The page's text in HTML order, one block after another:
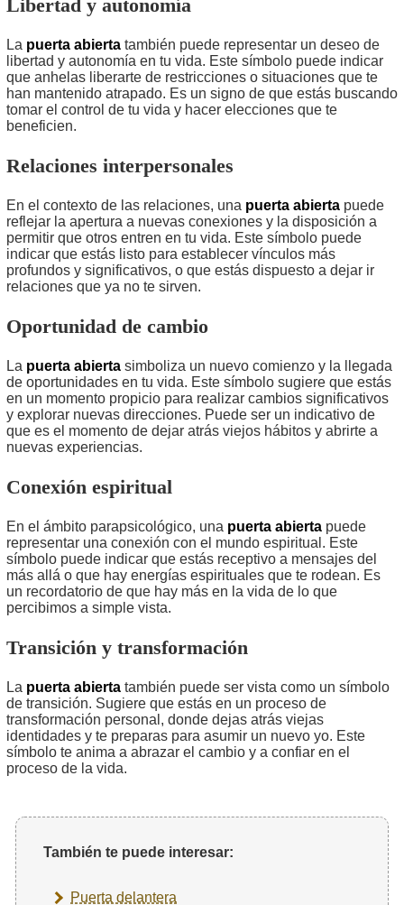
Libertad y autonomía
La puerta abierta también puede representar un deseo de
libertad y autonomía en tu vida. Este símbolo puede indicar
que anhelas liberarte de restricciones o situaciones que te
han mantenido atrapado. Es un signo de que estás buscando
tomar el control de tu vida y hacer elecciones que te
beneficien.
Relaciones interpersonales
En el contexto de las relaciones, una puerta abierta puede
reflejar la apertura a nuevas conexiones y la disposición a
permitir que otros entren en tu vida. Este símbolo puede
indicar que estás listo para establecer vínculos más
profundos y significativos, o que estás dispuesto a dejar ir
relaciones que ya no te sirven.
Oportunidad de cambio
La puerta abierta simboliza un nuevo comienzo y la llegada
de oportunidades en tu vida. Este símbolo sugiere que estás
en un momento propicio para realizar cambios significativos
y explorar nuevas direcciones. Puede ser un indicativo de
que es el momento de dejar atrás viejos hábitos y abrirte a
nuevas experiencias.
Conexión espiritual
En el ámbito parapsicológico, una puerta abierta puede
representar una conexión con el mundo espiritual. Este
símbolo puede indicar que estás receptivo a mensajes del
más allá o que hay energías espirituales que te rodean. Es
un recordatorio de que hay más en la vida de lo que
percibimos a simple vista.
Transición y transformación
La puerta abierta también puede ser vista como un símbolo
de transición. Sugiere que estás en un proceso de
transformación personal, donde dejas atrás viejas
identidades y te preparas para asumir un nuevo yo. Este
símbolo te anima a abrazar el cambio y a confiar en el
proceso de la vida.
También te puede interesar:
Puerta delantera